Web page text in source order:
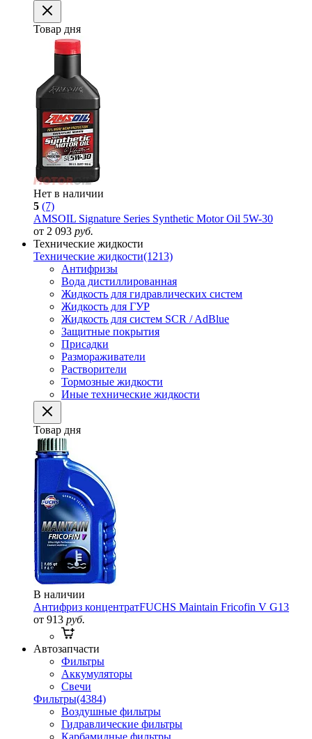
Товар дня
Нет в наличии
5 (7)
AMSOIL Signature Series Synthetic Motor Oil 5W-30
от 2 093 руб.
Технические жидкости
Технические жидкости(1213)
Антифризы
Вода дистиллированная
Жидкость для гидравлических систем
Жидкость для ГУР
Жидкость для систем SCR / AdBlue
Защитные покрытия
Присадки
Размораживатели
Растворители
Тормозные жидкости
Иные технические жидкости
Товар дня
В наличии
Антифриз концентратFUCHS Maintain Fricofin V G13
от 913 руб.
Автозапчасти
Фильтры
Аккумуляторы
Свечи
Фильтры(4384)
Воздушные фильтры
Гидравлические фильтры
Карбамидные фильтры